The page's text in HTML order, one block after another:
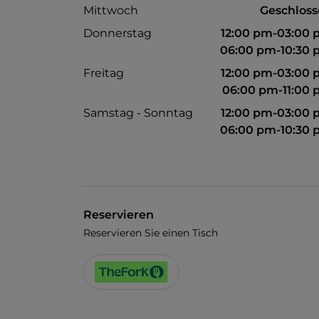
Mittwoch
Donnerstag
12:00 pm-03:00
06:00 pm-10:30
Freitag
12:00 pm-03:00
06:00 pm-11:00
Samstag - Sonntag
12:00 pm-03:00
06:00 pm-10:30
Reservieren
Reservieren Sie einen Tisch